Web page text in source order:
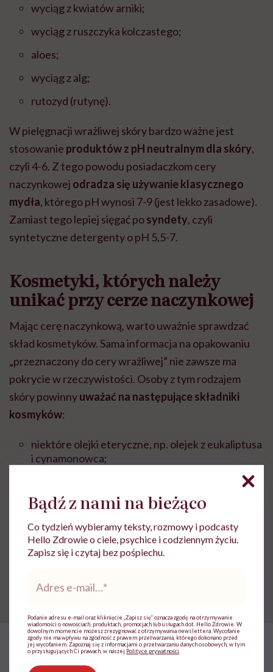
wyciąg z kwiatów arniki;
wyciąg z ruszczyka kolczastego;
aloes;
wyciąg z alg;
rutozyd (rutynę).
W pielęgnacji wrażliwej skóry bardzo ważne jest
stosowanie produktów z pH neutralnym dla skóry,
czyli 4-6. Z tego powodu posiadaczkom cery
naczynkowej odradza się używanie klasycznego
mydła, którego pH wynosi 7-9 (jest lekko zasadowe).
Zamiast tego lepiej sięgać posyndety, czyli
syntetyczne detergenty o pH 5,5-7.
Kosmetyki, których należy
unikać przy cerze naczynkowej
Mając cerę naczynkową, warto uważnie sprawdzać
skład kosmetyków. Sama informacja na opakowaniu
„przeznaczony do cery wrażliwej” nie zawsze ma
pokrycie w rzeczywistości. Osoby z tym rodzajem
skóry powinnyuważać na następujące składniki
kosmyków:
niektóre olejki eteryczne, np. olejek z eukaliptusa
i cynamonowca;
alkohol etylowy;
substancje zapachowe;
ekstrakt z pokrzywy;
POLECAMY
Charakterystyka i właściwa
Bądź z nami na bieżąco
Co tydzień wybieramy teksty, rozmowy i podcasty
Hello Zdrowie o ciele, psychice i codziennym życiu.
Zapisz się i czytaj bez pośpiechu.
mail*
Podanie adresu e-mail oraz kliknięcie „Zapisz się” oznacza zgodę na otrzymywanie
wiadomości o nowościach, produktach, promocjach lub usługach dot. Hello Zdrowie. W
dowolnym momencie możesz zrezygnować z otrzymywania newslettera. Wycofanie
zgody nie ma wpływu na zgodność z prawem przetwarzania, którego dokonano przed
jej wycofaniem. Zapoznaj się z informacjami o przetwarzaniu danych osobowych, w tym
o przysługujących Ci prawach, w naszej Polityce prywatności